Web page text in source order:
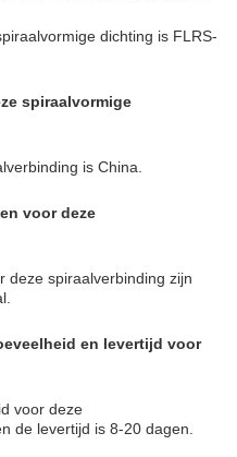
dichting is FLRS-
spiraalvormige
is China.
voor deze
deze spiraalverbinding zijn
en levertijd voor
voor deze
de levertijd is 8-20 dagen.